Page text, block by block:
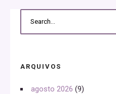
ARQUIVOS
agosto 2026 (9)